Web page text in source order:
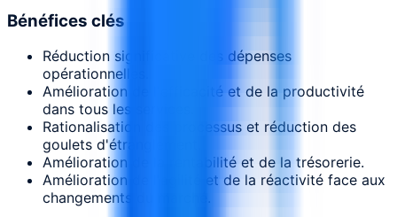
Bénéfices clés
Réduction significative des dépenses
opérationnelles.
Amélioration de l'efficacité et de la productivité
dans tous les services.
Rationalisation des processus et réduction des
goulets d'étranglement.
Amélioration de la rentabilité et de la trésorerie.
Amélioration de l'agilité et de la réactivité face aux
changements du marché.